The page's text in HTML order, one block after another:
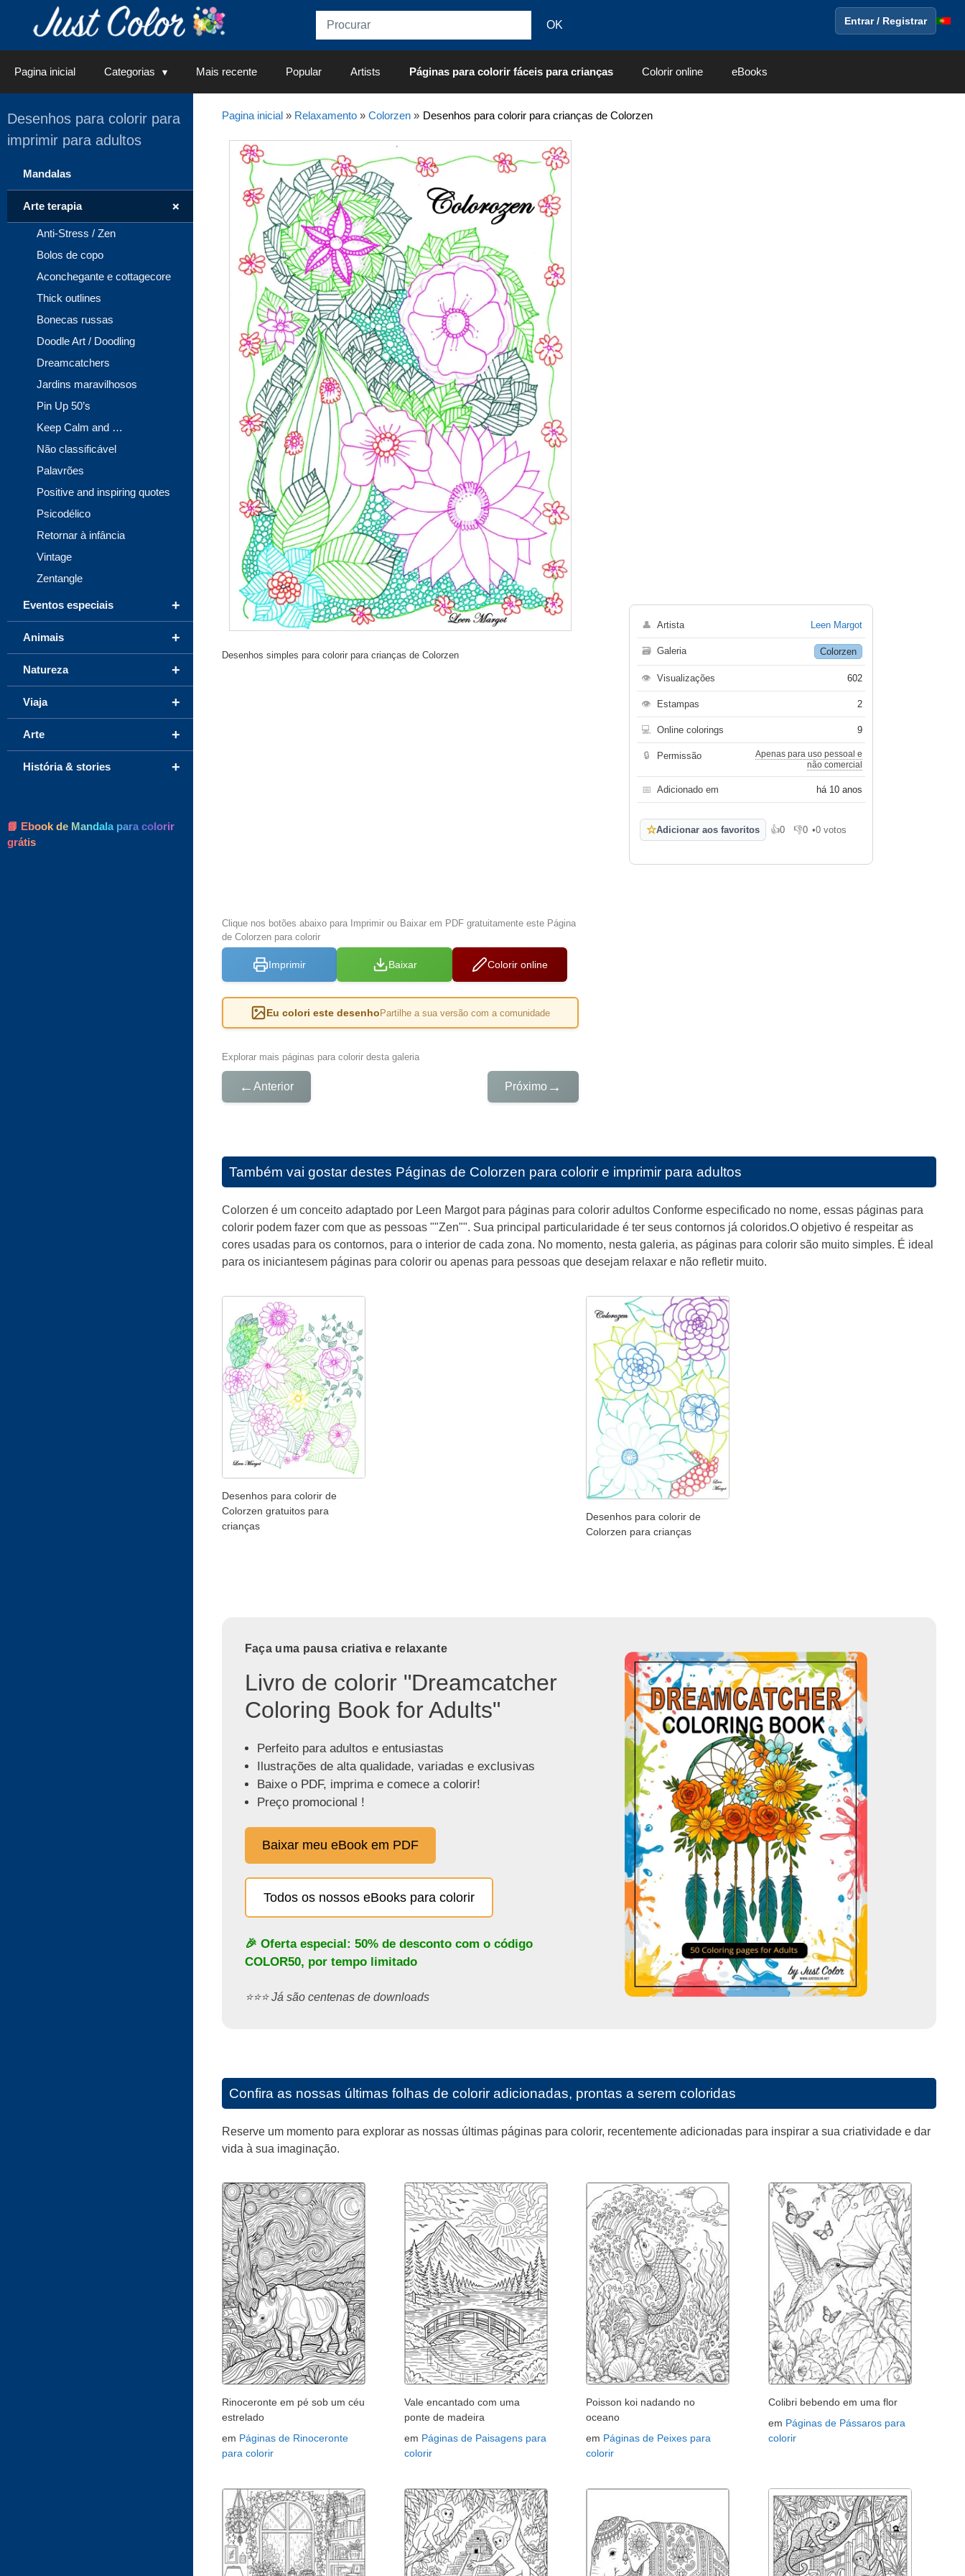
Entrar / Registrar
Pagina inicial Categorias Mais recente Popular Artists Páginas para colorir fáceis para crianças Colorir online eBooks
Pagina inicial» Relaxamento» Colorzen» Desenhos para colorir para crianças de Colorzen
Desenhos simples para colorir para crianças de Colorzen
Clique nos botões abaixo para Imprimir ou Baixar em PDF gratuitamente este Página
de Colorzen para colorir
Imprimir Baixar Colorir online
Eu colori este desenho Partilhe a sua versão com a comunidade
Explorar mais páginas para colorir desta galeria
← Anterior Próximo →
👤 Artista Leen Margot
🗃 Galeria Colorzen
👁 Visualizações 602
👁 Estampas 2
💻 Online colorings 9
🔒 Permissão
Apenas para uso pessoal e
não comercial
📅 Adicionado em há 10 anos
☆Adicionar aos favoritos 👍0
Gosto 👎0
Não gosto
•0 votos
Também vai gostar destes Páginas de Colorzen para colorir e imprimir para adultos
Colorzen é um conceito adaptado por Leen Margot para páginas para colorir adultos Conforme especificado no nome, essas páginas para
colorir podem fazer com que as pessoas ""Zen"". Sua principal particularidade é ter seus contornos já coloridos.O objetivo é respeitar as
cores usadas para os contornos, para o interior de cada zona. No momento, nesta galeria, as páginas para colorir são muito simples. É ideal
para os iniciantesem páginas para colorir ou apenas para pessoas que desejam relaxar e não refletir muito.
Desenhos para colorir de
Colorzen gratuitos para
crianças
Desenhos para colorir de
Colorzen para crianças
Faça uma pausa criativa e relaxante
Livro de colorir "Dreamcatcher
Coloring Book for Adults"
Perfeito para adultos e entusiastas
Ilustrações de alta qualidade, variadas e exclusivas
Baixe o PDF, imprima e comece a colorir!
Preço promocional !
Baixar meu eBook em PDF
Todos os nossos eBooks para colorir
🎉 Oferta especial: 50% de desconto com o código
COLOR50, por tempo limitado
⭐️⭐️⭐️ Já são centenas de downloads
Confira as nossas últimas folhas de colorir adicionadas, prontas a serem coloridas
Reserve um momento para explorar as nossas últimas páginas para colorir, recentemente adicionadas para inspirar a sua criatividade e dar
vida à sua imaginação.
Rinoceronte em pé sob um céu
estrelado
em Páginas de Rinoceronte
para colorir
Vale encantado com uma
ponte de madeira
em Páginas de Paisagens para
colorir
Poisson koi nadando no
oceano
em Páginas de Peixes para
colorir
Colibri bebendo em uma flor
em Páginas de Pássaros para
colorir
Desenhos para colorir para
imprimir para adultos
Mandalas
+
Arte terapia
Anti-Stress / Zen
Bolos de copo
Aconchegante e cottagecore
Thick outlines
Bonecas russas
Doodle Art / Doodling
Dreamcatchers
Jardins maravilhosos
Pin Up 50’s
Keep Calm and …
Não classificável
Palavrões
Positive and inspiring quotes
Psicodélico
Retornar à infância
Vintage
Zentangle
+
Eventos especiais
+
Animais
+
Natureza
+
Viaja
+
Arte
+
História & stories
📘 Ebook de Mandala para colorir
grátis